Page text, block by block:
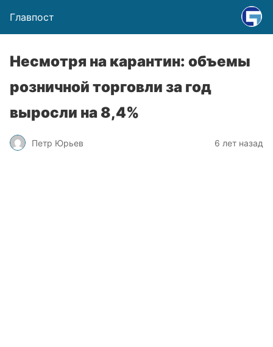
Главпост
Несмотря на карантин: объемы
розничной торговли за год
выросли на 8,4%
Петр Юрьев 6 лет назад